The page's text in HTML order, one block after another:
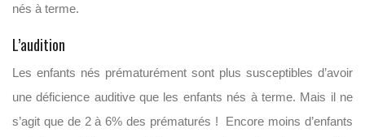
nés à terme.
L’audition
Les enfants nés prématurément sont plus susceptibles d’avoir
une déficience auditive que les enfants nés à terme. Mais il ne
s’agit que de 2 à 6% des prématurés ! Encore moins d’enfants